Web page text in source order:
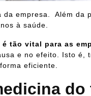
empresa. Além da
à saúde.
tão vital para as
e no efeito. Isto é,
eficiente.
do